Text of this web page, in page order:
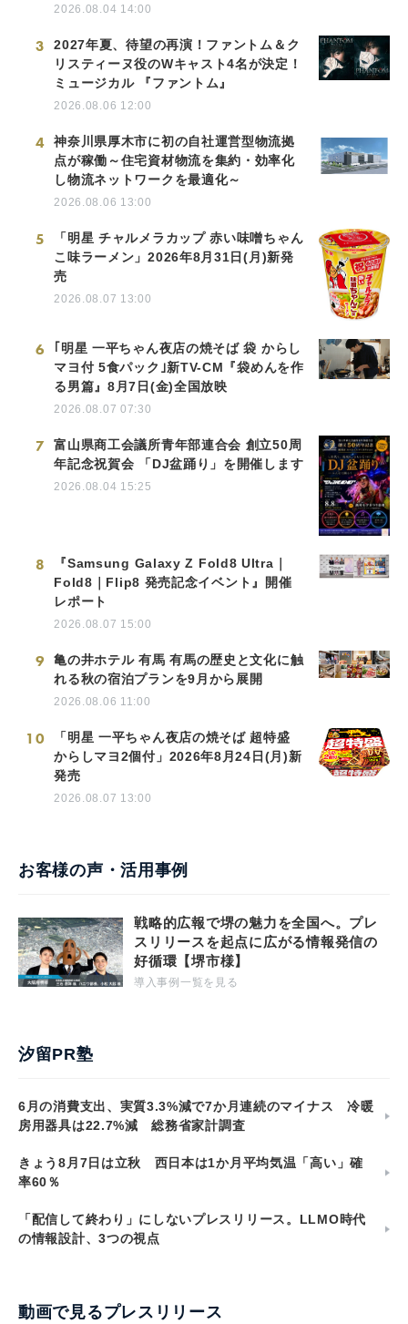
2026.08.04 14:00
3
2027年夏、待望の再演！ファントム＆ク
リスティーヌ役のWキャスト4名が決定！
ミュージカル 『ファントム』
2026.08.06 12:00
4
神奈川県厚木市に初の自社運営型物流拠
点が稼働～住宅資材物流を集約・効率化
し物流ネットワークを最適化～
2026.08.06 13:00
5
「明星 チャルメラカップ 赤い味噌ちゃん
こ味ラーメン」2026年8月31日(月)新発
売
2026.08.07 13:00
6
｢明星 一平ちゃん夜店の焼そば 袋 からし
マヨ付 5食パック｣新TV-CM『袋めんを作
る男篇』8月7日(金)全国放映
2026.08.07 07:30
7
富山県商工会議所青年部連合会 創立50周
年記念祝賀会 「DJ盆踊り」を開催します
2026.08.04 15:25
8
『Samsung Galaxy Z Fold8 Ultra｜
Fold8｜Flip8 発売記念イベント』開催
レポート
2026.08.07 15:00
9
亀の井ホテル 有馬 有馬の歴史と文化に触
れる秋の宿泊プランを9月から展開
2026.08.06 11:00
10
「明星 一平ちゃん夜店の焼そば 超特盛
からしマヨ2個付」2026年8月24日(月)新
発売
2026.08.07 13:00
お客様の声・活用事例
戦略的広報で堺の魅力を全国へ。プレ
スリリースを起点に広がる情報発信の
好循環【堺市様】
導入事例一覧を見る
汐留PR塾
6月の消費支出、実質3.3%減で7か月連続のマイナス 冷暖
房用器具は22.7%減 総務省家計調査
きょう8月7日は立秋 西日本は1か月平均気温「高い」確
率60％
「配信して終わり」にしないプレスリリース。LLMO時代
の情報設計、3つの視点
動画で見るプレスリリース